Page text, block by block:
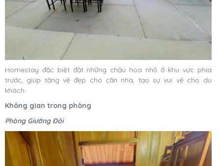
Homestay đặc biệt đặt những chậu hoa nhỏ ở khu vực phía
trước, giúp tăng vẻ đẹp cho căn nhà, tạo sự vui vẻ cho du
khách.
Không gian trong phòng
Phòng Giường Đôi